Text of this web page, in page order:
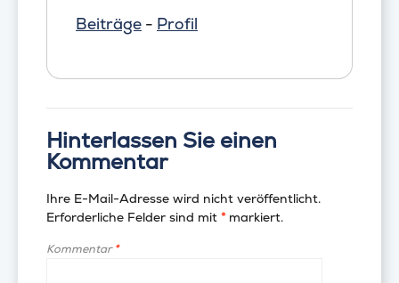
Beiträge - Profil
Hinterlassen Sie einen
Kommentar
Ihre E-Mail-Adresse wird nicht veröffentlicht.
Erforderliche Felder sind mit *markiert.
Kommentar*